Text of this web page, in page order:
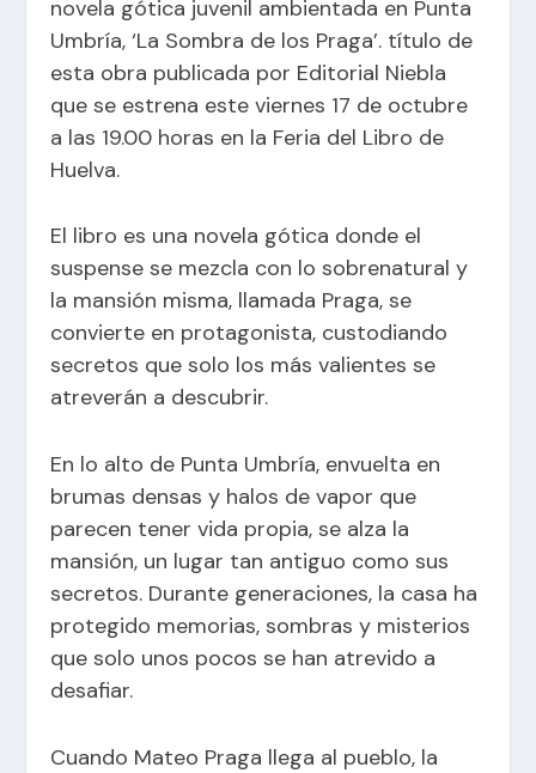
novela gótica juvenil ambientada en Punta
Umbría, ‘La Sombra de los Praga’. título de
esta obra publicada por Editorial Niebla
que se estrena este viernes 17 de octubre
a las 19.00 horas en la Feria del Libro de
Huelva.
El libro es una novela gótica donde el
suspense se mezcla con lo sobrenatural y
la mansión misma, llamada Praga, se
convierte en protagonista, custodiando
secretos que solo los más valientes se
atreverán a descubrir.
En lo alto de Punta Umbría, envuelta en
brumas densas y halos de vapor que
parecen tener vida propia, se alza la
mansión, un lugar tan antiguo como sus
secretos. Durante generaciones, la casa ha
protegido memorias, sombras y misterios
que solo unos pocos se han atrevido a
desafiar.
Cuando Mateo Praga llega al pueblo, la